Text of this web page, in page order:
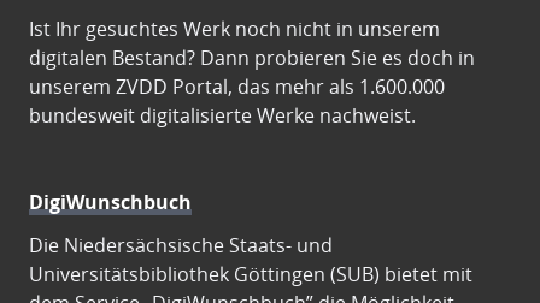
Ist Ihr gesuchtes Werk noch nicht in unserem
digitalen Bestand? Dann probieren Sie es doch in
unserem ZVDD Portal, das mehr als 1.600.000
bundesweit digitalisierte Werke nachweist.
DigiWunschbuch
Die Niedersächsische Staats- und
Universitätsbibliothek Göttingen (SUB) bietet mit